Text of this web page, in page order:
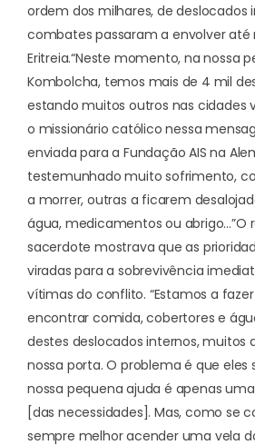
ordem dos milhares, de deslocados
combates passaram a envolver até
Eritreia.“Neste momento, na nossa
Kombolcha, temos mais de 4 mil
estando muitos outros nas cidades
o missionário católico nessa
enviada para a Fundação AIS na
testemunhado muito sofrimento,
a morrer, outras a ficarem
água, medicamentos ou abrigo…”O
sacerdote mostrava que as
viradas para a sobrevivência
vítimas do conflito. “Estamos a
encontrar comida, cobertores e
destes deslocados internos, muitos
nossa porta. O problema é que eles
nossa pequena ajuda é apenas
[das necessidades]. Mas, como se
sempre melhor acender uma vela